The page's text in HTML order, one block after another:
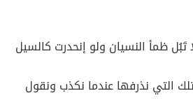
ظمأ النسيان ولو إنحدرت كالسيل
التي نذرفها عندما نكذب ونقول